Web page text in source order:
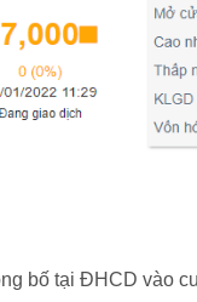
bố tại ĐHCD vào